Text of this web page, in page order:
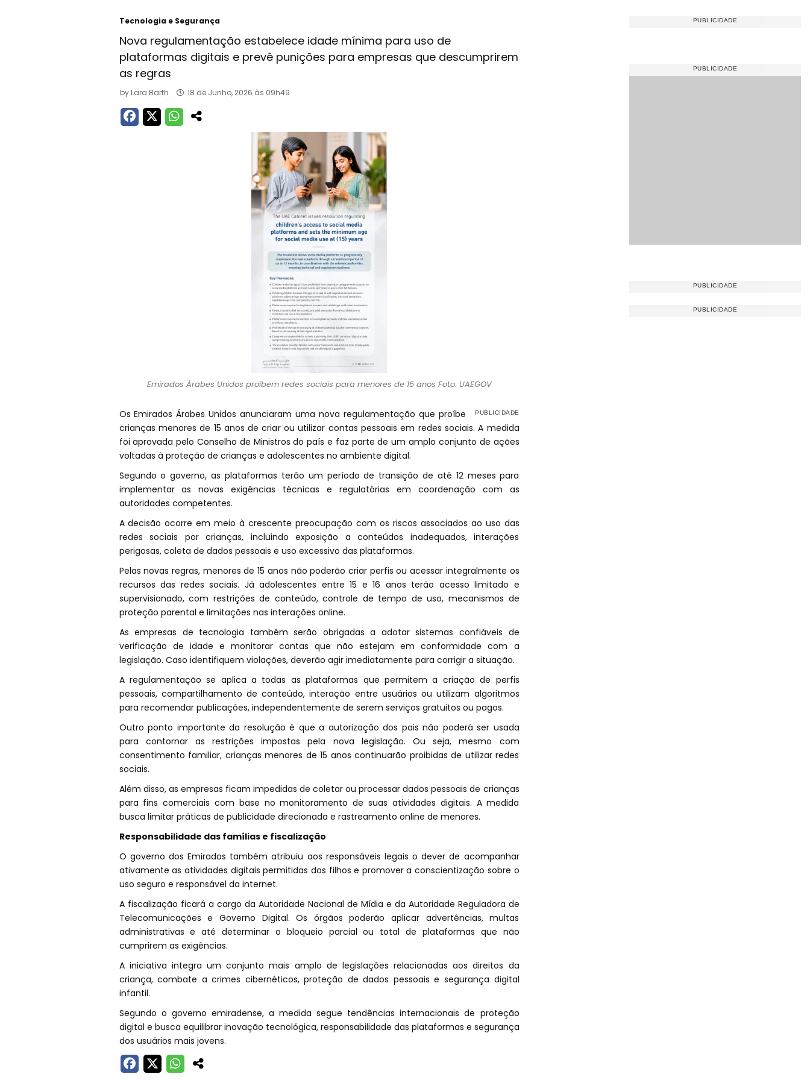
Tecnologia e Segurança
Nova regulamentação estabelece idade mínima para uso de
plataformas digitais e prevê punições para empresas que descumprirem
as regras
by Lara Barth 18 de Junho, 2026 às 09h49
Emirados Árabes Unidos proíbem redes sociais para menores de 15 anos Foto: UAEGOV
Os Emirados Árabes Unidos anunciaram uma nova regulamentação que proíbe
crianças menores de 15 anos de criar ou utilizar contas pessoais em redes sociais. A medida
foi aprovada pelo Conselho de Ministros do país e faz parte de um amplo conjunto de ações
voltadas à proteção de crianças e adolescentes no ambiente digital.
Segundo o governo, as plataformas terão um período de transição de até 12 meses para
implementar as novas exigências técnicas e regulatórias em coordenação com as
autoridades competentes.
A decisão ocorre em meio à crescente preocupação com os riscos associados ao uso das
redes sociais por crianças, incluindo exposição a conteúdos inadequados, interações
perigosas, coleta de dados pessoais e uso excessivo das plataformas.
Pelas novas regras, menores de 15 anos não poderão criar perfis ou acessar integralmente os
recursos das redes sociais. Já adolescentes entre 15 e 16 anos terão acesso limitado e
supervisionado, com restrições de conteúdo, controle de tempo de uso, mecanismos de
proteção parental e limitações nas interações online.
As empresas de tecnologia também serão obrigadas a adotar sistemas confiáveis de
verificação de idade e monitorar contas que não estejam em conformidade com a
legislação. Caso identifiquem violações, deverão agir imediatamente para corrigir a situação.
A regulamentação se aplica a todas as plataformas que permitem a criação de perfis
pessoais, compartilhamento de conteúdo, interação entre usuários ou utilizam algoritmos
para recomendar publicações, independentemente de serem serviços gratuitos ou pagos.
Outro ponto importante da resolução é que a autorização dos pais não poderá ser usada
para contornar as restrições impostas pela nova legislação. Ou seja, mesmo com
consentimento familiar, crianças menores de 15 anos continuarão proibidas de utilizar redes
sociais.
Além disso, as empresas ficam impedidas de coletar ou processar dados pessoais de crianças
para fins comerciais com base no monitoramento de suas atividades digitais. A medida
busca limitar práticas de publicidade direcionada e rastreamento online de menores.
Responsabilidade das famílias e fiscalização
O governo dos Emirados também atribuiu aos responsáveis legais o dever de acompanhar
ativamente as atividades digitais permitidas dos filhos e promover a conscientização sobre o
uso seguro e responsável da internet.
A fiscalização ficará a cargo da Autoridade Nacional de Mídia e da Autoridade Reguladora de
Telecomunicações e Governo Digital. Os órgãos poderão aplicar advertências, multas
administrativas e até determinar o bloqueio parcial ou total de plataformas que não
cumprirem as exigências.
A iniciativa integra um conjunto mais amplo de legislações relacionadas aos direitos da
criança, combate a crimes cibernéticos, proteção de dados pessoais e segurança digital
infantil.
Segundo o governo emiradense, a medida segue tendências internacionais de proteção
digital e busca equilibrar inovação tecnológica, responsabilidade das plataformas e segurança
dos usuários mais jovens.